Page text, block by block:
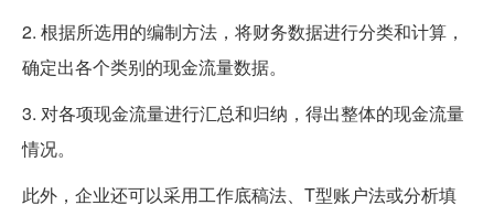
2. 根据所选用的编制方法，将财务数据进行分类和计算，
确定出各个类别的现金流量数据。
3. 对各项现金流量进行汇总和归纳，得出整体的现金流量
情况。
此外，企业还可以采用工作底稿法、T型账户法或分析填